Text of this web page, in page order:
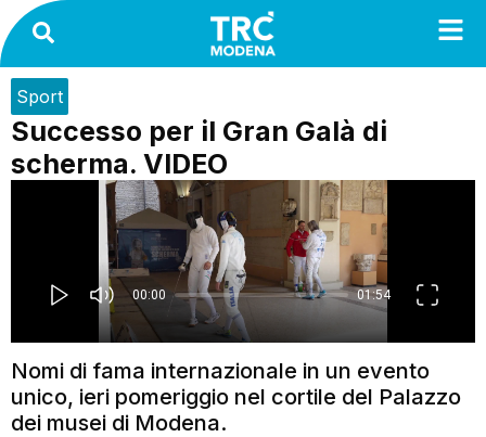
Sport
Successo per il Gran Galà di
scherma. VIDEO
Nomi di fama internazionale in un evento
unico, ieri pomeriggio nel cortile del Palazzo
dei musei di Modena.